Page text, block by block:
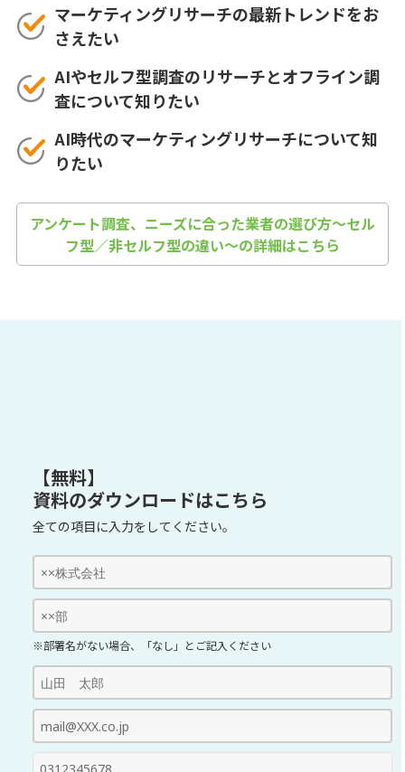
マーケティングリサーチの最新トレンドをお
さえたい
AIやセルフ型調査のリサーチとオフライン調
査について知りたい
AI時代のマーケティングリサーチについて知
りたい
アンケート調査、ニーズに合った業者の選び方～セル
フ型／非セルフ型の違い～の詳細はこちら
【無料】
資料のダウンロードはこちら
全ての項目に入力をしてください。
※部署名がない場合、「なし」とご記入ください